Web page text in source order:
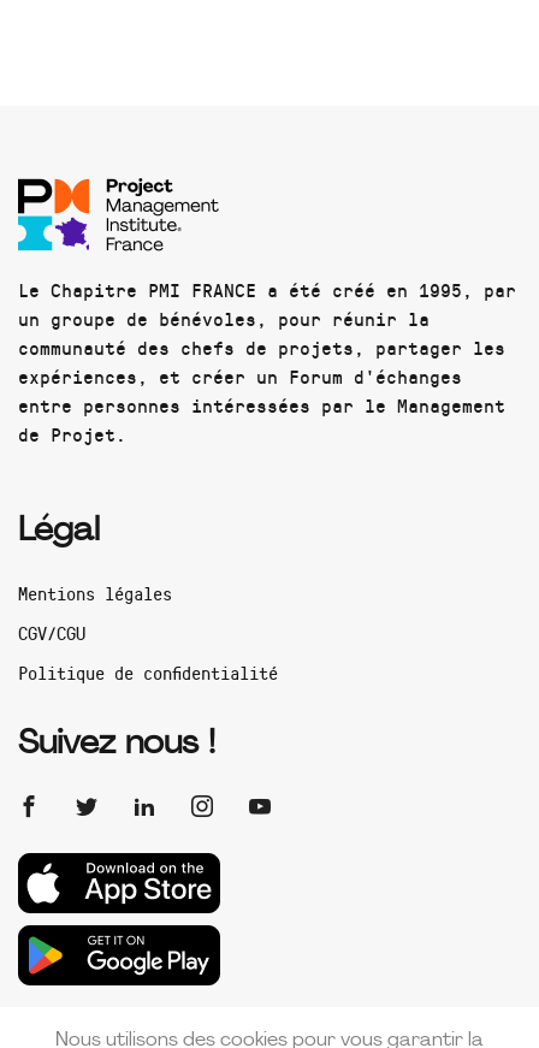
Le Chapitre PMI FRANCE a été créé en 1995, par
un groupe de bénévoles, pour réunir la
communauté des chefs de projets, partager les
expériences, et créer un Forum d'échanges
entre personnes intéressées par le Management
de Projet.
Légal
Mentions légales
CGV/CGU
Politique de confidentialité
Suivez nous !
Nous utilisons des cookies pour vous garantir la